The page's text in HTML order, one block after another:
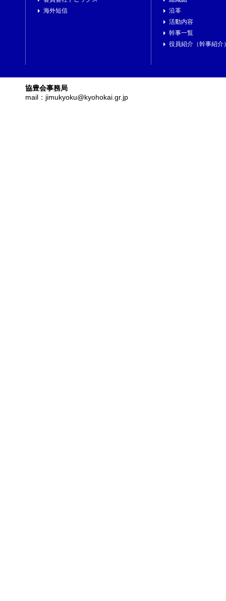
海外短信
沿革
活動内容
幹事一覧
役員紹介（幹事紹介
協豊会事務局
mail：jimukyoku@kyohokai.gr.jp